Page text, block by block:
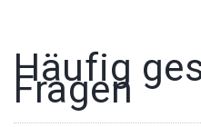
Häufig
Fragen